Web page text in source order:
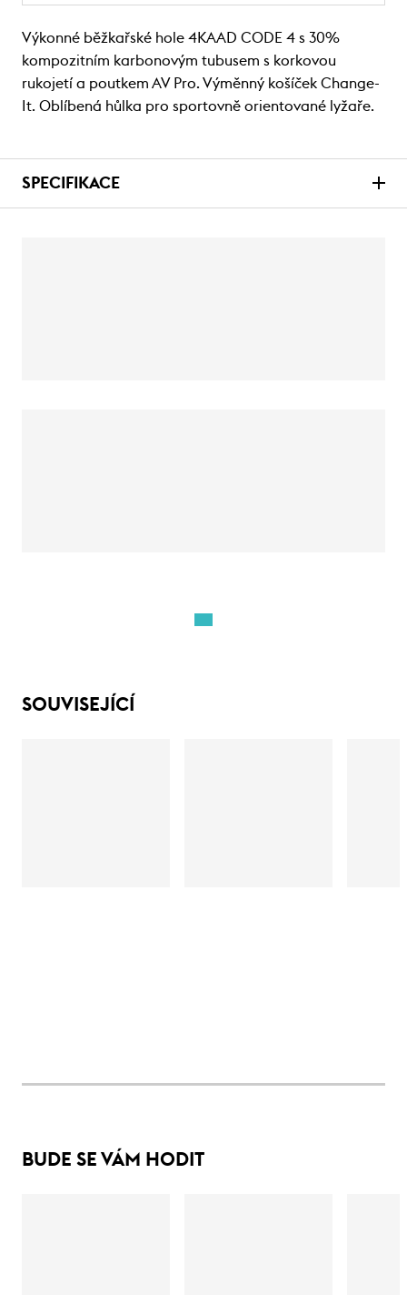
Výkonné běžkařské hole 4KAAD CODE 4 s 30%
kompozitním karbonovým tubusem s korkovou
rukojetí a poutkem AV Pro. Výměnný košíček Change-
It. Oblíbená hůlka pro sportovně orientované lyžaře.
SPECIFIKACE
SOUVISEJÍCÍ
BUDE SE VÁM HODIT